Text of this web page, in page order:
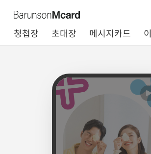
청첩장 초대장 메시지카드